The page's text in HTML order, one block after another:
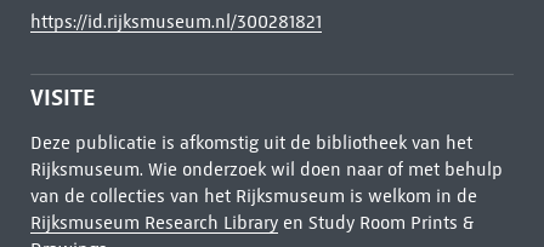
https://id.rijksmuseum.nl/300281821
VISITE
Deze publicatie is afkomstig uit de bibliotheek van het
Rijksmuseum. Wie onderzoek wil doen naar of met behulp
van de collecties van het Rijksmuseum is welkom in de
Rijksmuseum Research Libraryen Study Room Prints &